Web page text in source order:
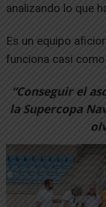
analizando lo que
Es un equipo
funciona casi
“Conseguir el
la Supercopa